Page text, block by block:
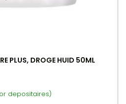
PLUS, DROGE HUID 50ML
depositaires)